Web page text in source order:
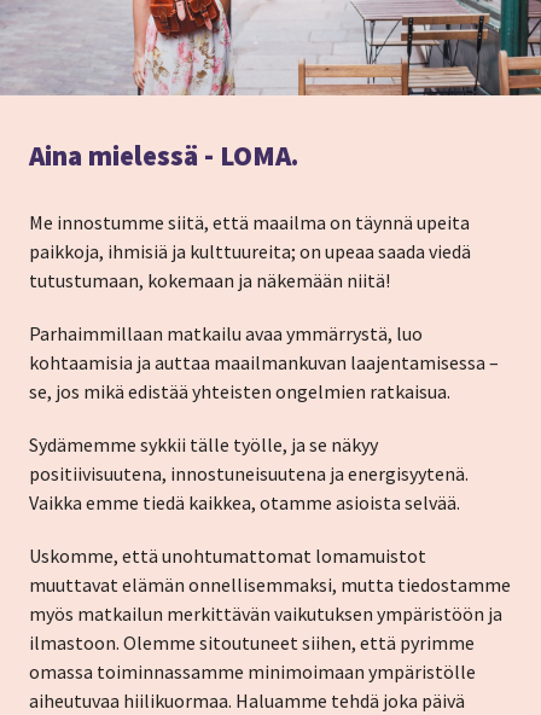
Aina mielessä - LOMA.
Me innostumme siitä, että maailma on täynnä upeita
paikkoja, ihmisiä ja kulttuureita; on upeaa saada viedä
tutustumaan, kokemaan ja näkemään niitä!
Parhaimmillaan matkailu avaa ymmärrystä, luo
kohtaamisia ja auttaa maailmankuvan laajentamisessa –
se, jos mikä edistää yhteisten ongelmien ratkaisua.
Sydämemme sykkii tälle työlle, ja se näkyy
positiivisuutena, innostuneisuutena ja energisyytenä.
Vaikka emme tiedä kaikkea, otamme asioista selvää.
Uskomme, että unohtumattomat lomamuistot
muuttavat elämän onnellisemmaksi, mutta tiedostamme
myös matkailun merkittävän vaikutuksen ympäristöön ja
ilmastoon. Olemme sitoutuneet siihen, että pyrimme
omassa toiminnassamme minimoimaan ympäristölle
aiheutuvaa hiilikuormaa. Haluamme tehdä joka päivä